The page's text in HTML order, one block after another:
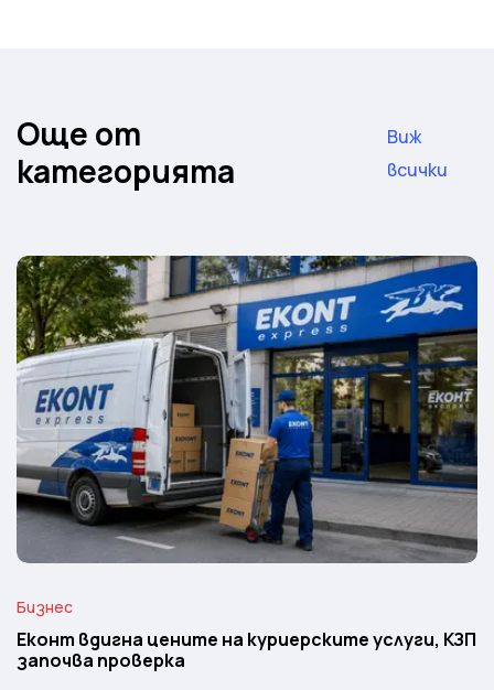
Още от
категорията
Виж
всички
Бизнес
Еконт вдигна цените на куриерските услуги, КЗП
започва проверка